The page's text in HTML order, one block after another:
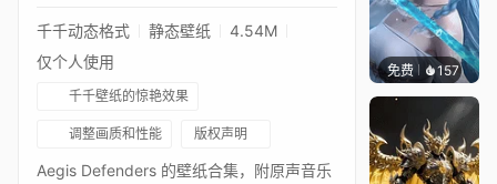
千千动态格式 静态壁纸
4.54M
仅个人使用
千千壁纸的惊艳效果
调整画质和性能 版权声明
Aegis Defenders 的壁纸合集，附原声音乐
免费 157好看